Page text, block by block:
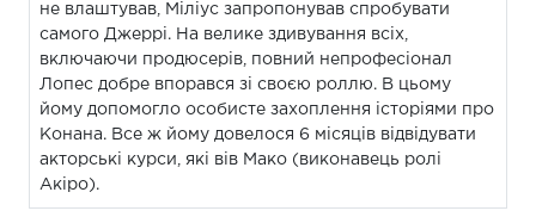
не влаштував, Міліус запропонував спробувати
самого Джеррі. На велике здивування всіх,
включаючи продюсерів, повний непрофесіонал
Лопес добре впорався зі своєю роллю. В цьому
йому допомогло особисте захоплення історіями про
Конана. Все ж йому довелося 6 місяців відвідувати
акторські курси, які вів Мако (виконавець ролі
Акіро).